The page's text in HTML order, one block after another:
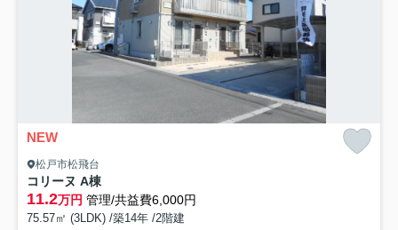
NEW
松戸市松飛台
コリーヌ A棟
11.2万円 管理/共益費6,000円
75.57㎡ (3LDK) /築14年 /2階建